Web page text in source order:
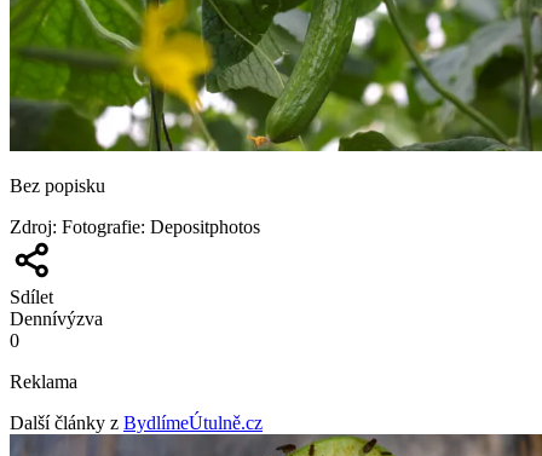
Bez popisku
Zdroj: Fotografie: Depositphotos
Sdílet
Dennívýzva
0
Reklama
Další články z BydlímeÚtulně.cz